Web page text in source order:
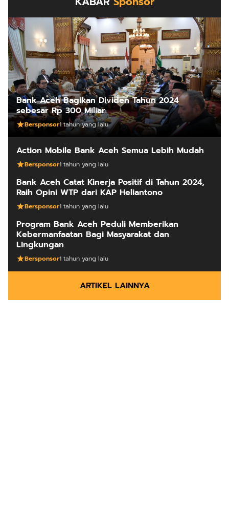
Bank Aceh Bagikan Dividen Tahun 2024
sebesar Rp 300 Miliar
Bersponsor1 tahun yang lalu
Action Mobile Bank Aceh Semua Lebih Mudah
Bersponsor1 tahun yang lalu
Bank Aceh Catat Kinerja Positif di Tahun 2024,
Raih Opini WTP dari KAP Heliantono
Bersponsor1 tahun yang lalu
Program Bank Aceh Peduli Memberikan
Kebermanfaatan Bagi Masyarakat dan
Lingkungan
Bersponsor1 tahun yang lalu
ARTIKEL LAINNYA